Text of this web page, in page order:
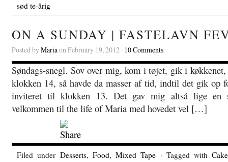
sød te-årig
ON A SUNDAY | FASTELAVN
Posted byMariaon February 19, 2012 · 10 Comments
Søndags-snegl. Sov over mig, kom i tøjet, gik i
klokken 14, så havde da masser af tid, indtil det gik op
inviteret til klokken 13. Det gav mig altså lige en
velkommen til the life of Maria med hovedet vel […]
Filed under Desserts, Food,Mixed Tape · Tagged withCake